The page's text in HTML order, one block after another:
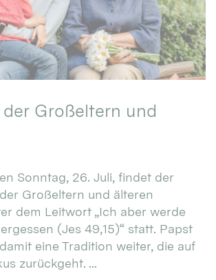
Großeltern und
Sonntag, 26. Juli, findet der
Großeltern und älteren
dem Leitwort „Ich aber werde
(Jes 49,15)“ statt. Papst
eine Tradition weiter, die auf
zurückgeht. ...